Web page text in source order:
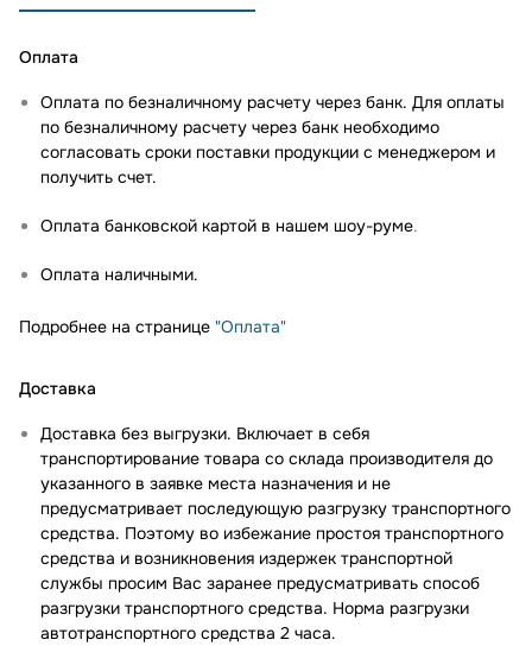
Оплата
Оплата по безналичному расчету через банк. Для оплаты
по безналичному расчету через банк необходимо
согласовать сроки поставки продукции с менеджером и
получить счет.
Оплата банковской картой в нашем шоу-руме.
Оплата наличными.
Подробнее на странице "Оплата"
Доставка
Доставка без выгрузки. Включает в себя
транспортирование товара со склада производителя до
указанного в заявке места назначения и не
предусматривает последующую разгрузку транспортного
средства. Поэтому во избежание простоя транспортного
средства и возникновения издержек транспортной
службы просим Вас заранее предусматривать способ
разгрузки транспортного средства. Норма разгрузки
автотранспортного средства 2 часа.